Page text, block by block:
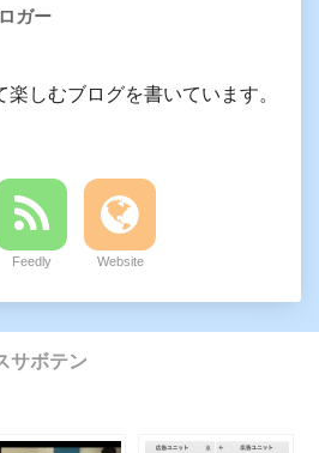
ガー
しむブログを書いています。
Feedly Website
サボテン